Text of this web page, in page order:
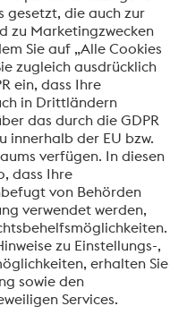
aus dem
wird.
Division
des voestalpine-Konzerns
von
Services
bei Werkzeugstahl
anderen Produkten aus